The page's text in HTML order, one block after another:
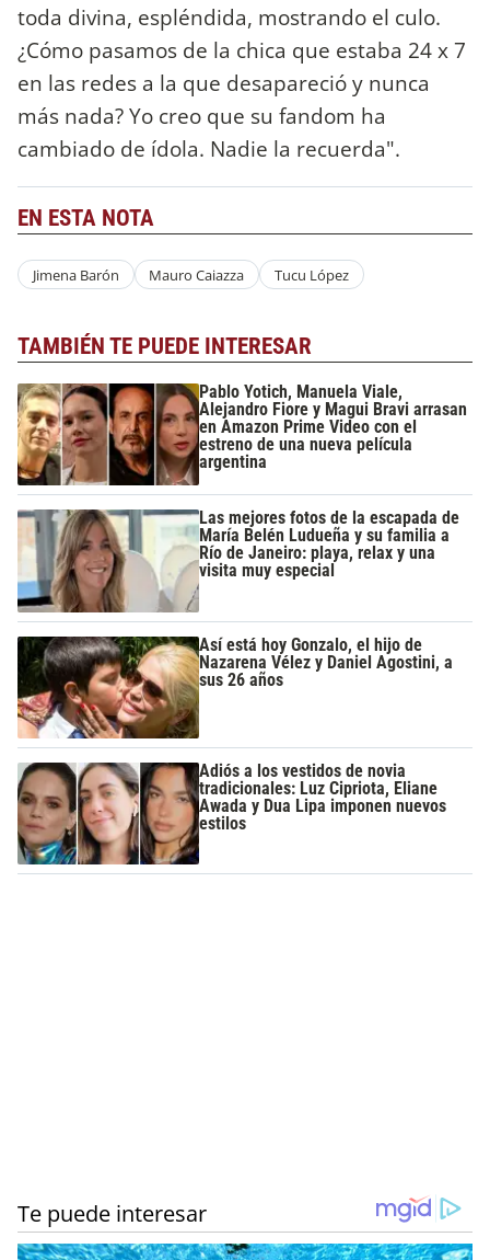
toda divina, espléndida, mostrando el culo.
¿Cómo pasamos de la chica que estaba 24 x 7
en las redes a la que desapareció y nunca
más nada? Yo creo que su fandom ha
cambiado de ídola. Nadie la recuerda".
EN ESTA NOTA
Jimena Barón Mauro Caiazza Tucu López
TAMBIÉN TE PUEDE INTERESAR
Pablo Yotich, Manuela Viale,
Alejandro Fiore y Magui Bravi arrasan
en Amazon Prime Video con el
estreno de una nueva película
argentina
Las mejores fotos de la escapada de
María Belén Ludueña y su familia a
Río de Janeiro: playa, relax y una
visita muy especial
Así está hoy Gonzalo, el hijo de
Nazarena Vélez y Daniel Agostini, a
sus 26 años
Adiós a los vestidos de novia
tradicionales: Luz Cipriota, Eliane
Awada y Dua Lipa imponen nuevos
estilos